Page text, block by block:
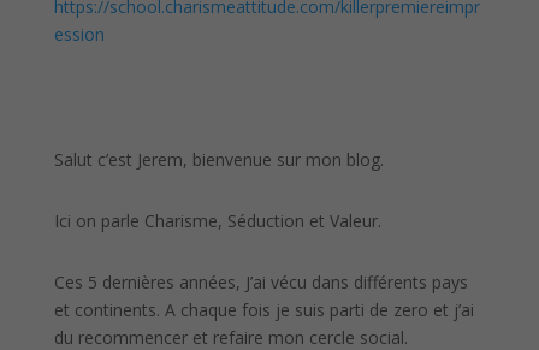
https://school.charismeattitude.com/killerpremiereimpr
ession
Salut c’est Jerem, bienvenue sur mon blog.
Ici on parle Charisme, Séduction et Valeur.
Ces 5 dernières années, J’ai vécu dans différents pays
et continents. A chaque fois je suis parti de zero et j’ai
du recommencer et refaire mon cercle social.